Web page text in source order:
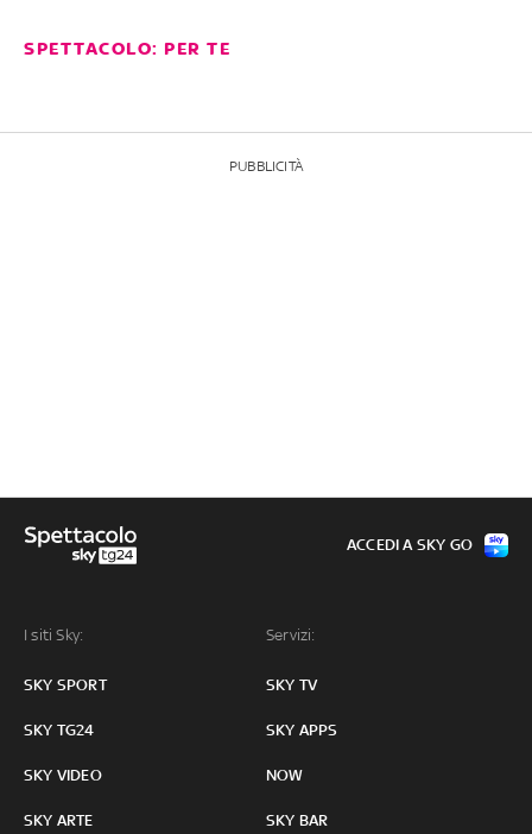
SPETTACOLO: PER TE
PUBBLICITÀ
I siti Sky:
SKY SPORT
SKY TG24
SKY VIDEO
SKY ARTE
Servizi:
SKY TV
SKY APPS
NOW
SKY BAR
ACCEDI A SKY GO